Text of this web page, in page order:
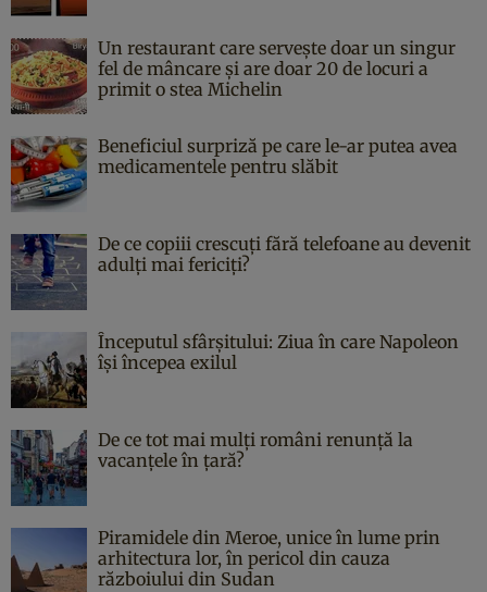
Un restaurant care servește doar un singur
fel de mâncare și are doar 20 de locuri a
primit o stea Michelin
Beneficiul surpriză pe care le-ar putea avea
medicamentele pentru slăbit
De ce copiii crescuți fără telefoane au devenit
adulți mai fericiți?
Începutul sfârşitului: Ziua în care Napoleon
îşi începea exilul
De ce tot mai mulți români renunță la
vacanțele în țară?
Piramidele din Meroe, unice în lume prin
arhitectura lor, în pericol din cauza
războiului din Sudan